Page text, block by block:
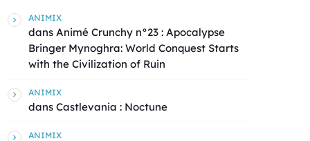
ANIMIX
dans Animé Crunchy n°23 : Apocalypse
Bringer Mynoghra: World Conquest Starts
with the Civilization of Ruin
ANIMIX
dans Castlevania : Noctune
ANIMIX